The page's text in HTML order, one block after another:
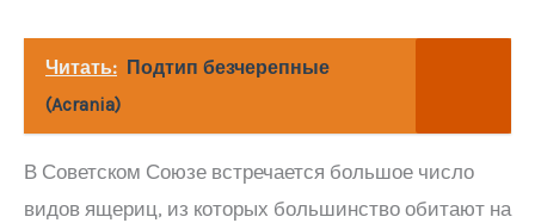
Читать: Подтип безчерепные
(Acrania)
В Советском Союзе встречается большое число
видов ящериц, из которых большинство обитают на